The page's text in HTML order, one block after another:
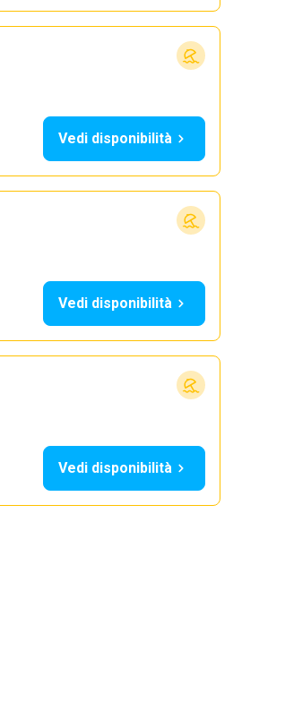
Vedi disponibilità
Vedi disponibilità
Vedi disponibilità